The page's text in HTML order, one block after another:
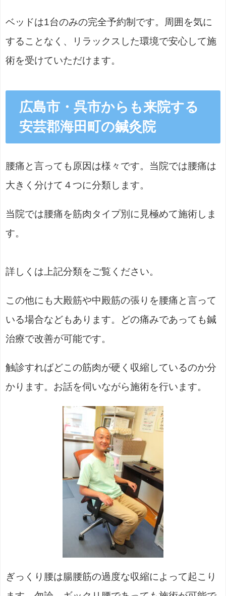
ベッドは1台のみの完全予約制です。周囲を気に
することなく、リラックスした環境で安心して施
術を受けていただけます。
広島市・呉市からも来院する
安芸郡海田町の鍼灸院
腰痛と言っても原因は様々です。当院では腰痛は
大きく分けて４つに分類します。
当院では腰痛を筋肉タイプ別に見極めて施術しま
す。
詳しくは上記分類をご覧ください。
この他にも大殿筋や中殿筋の張りを腰痛と言って
いる場合などもあります。どの痛みであっても鍼
治療で改善が可能です。
触診すればどこの筋肉が硬く収縮しているのか分
かります。お話を伺いながら施術を行います。
ぎっくり腰は腸腰筋の過度な収縮によって起こり